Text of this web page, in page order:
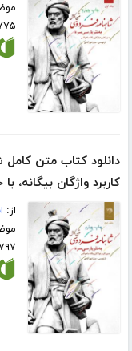
۷۷۵
دانلود کتاب متن
کاربرد واژگان بیگانه،
از:
۷۹۷